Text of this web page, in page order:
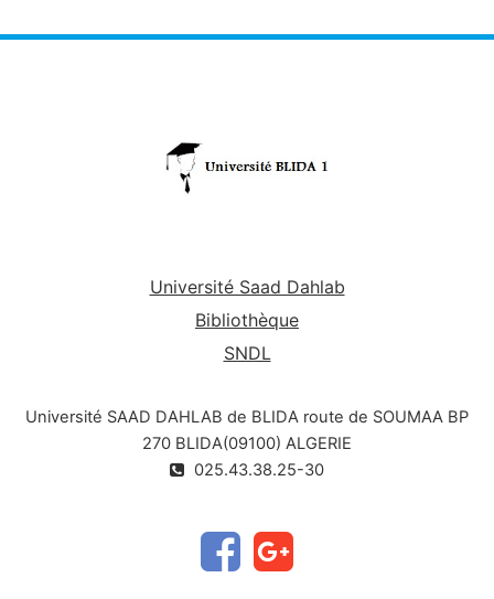
de conservation) et la qualité sociale (ostentation,
convictions environnementales, sociales ou
Université Saad Dahlab
Bibliothèque
SNDL
Université SAAD DAHLAB de BLIDA route de SOUMAA BP
270 BLIDA(09100) ALGERIE
025.43.38.25-30